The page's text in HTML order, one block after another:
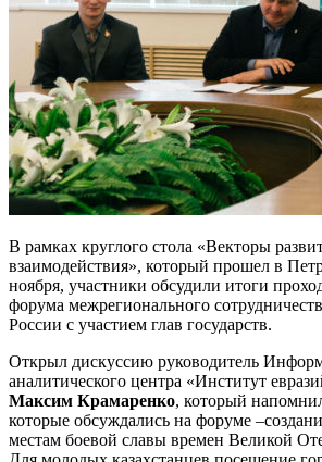
В рамках круглого стола «Векторы
взаимодействия», который прошел в
ноября, участники обсудили итоги
форума межрегионального
России с участием глав государств.
Открыл дискуссию руководитель
аналитического центра «Институт
Максим Крамаренко, который
которые обсуждались на форуме
местам боевой славы времен Великой